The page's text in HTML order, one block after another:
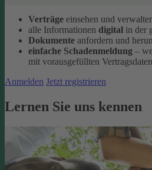
Verträge einsehen und
alle Informationen digital in der
Dokumente anfordern und
einfache Schadenmeldung –
mit vorausgefüllten Vertragsdaten
Anmelden Jetzt registrieren
Lernen Sie uns kennen